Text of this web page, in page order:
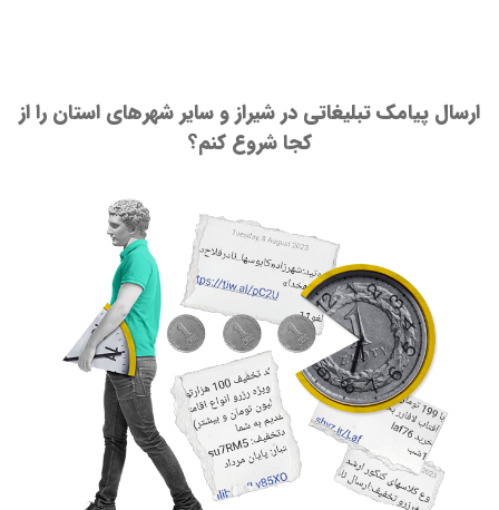
ارسال پیامک تبلیغاتی در شیراز و سایر شهرهای استان را از
کجا شروع کنم؟